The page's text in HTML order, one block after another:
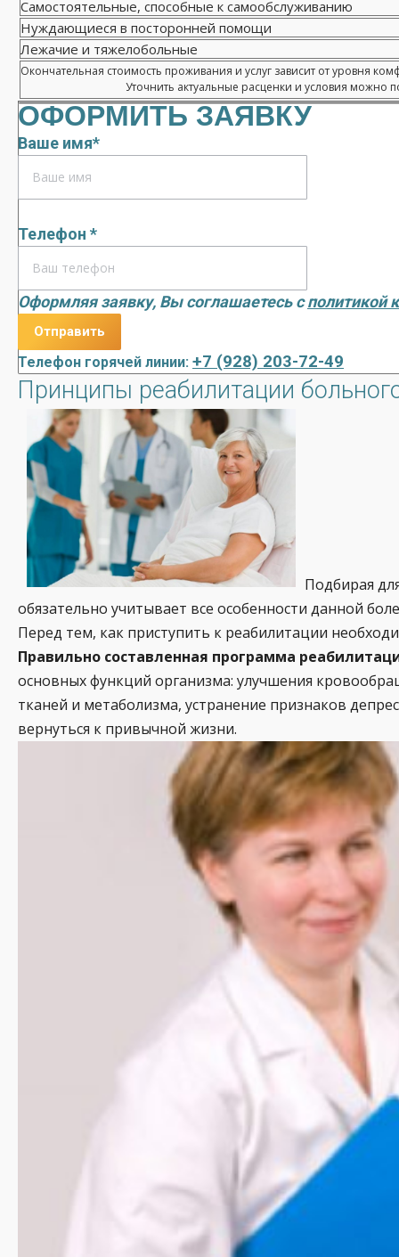
Самостоятельные, способные к самообслуживанию
Нуждающиеся в посторонней помощи
Лежачие и тяжелобольные
Окончательная стоимость проживания и услуг зависит от уровня
Уточнить актуальные расценки и условия можно
ОФОРМИТЬ ЗАЯВКУ
Ваше имя*
Телефон *
Оформляя заявку, Вы соглашаетесь сполитикой
Телефон горячей линии: +7 (928) 203-72-49
Принципы реабилитации
Подбирая
обязательно учитывает все особенности данной
Перед тем, как приступить к реабилитации
Правильно составленная программа
основных функций организма: улучшения
тканей и метаболизма, устранение признаков
вернуться к привычной жизни.